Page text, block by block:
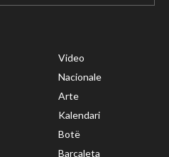
Video
Nacionale
Arte
Kalendari
Botë
Barcaleta